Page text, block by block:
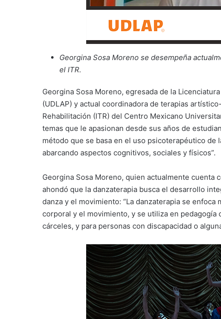
Georgina Sosa Moreno se desempeña
el ITR.
Georgina Sosa Moreno, egresada de la
(UDLAP) y actual coordinadora de terapias
Rehabilitación (ITR) del Centro Mexicano
temas que le apasionan desde sus años de
método que se basa en el uso psicoterapéutico de
abarcando aspectos cognitivos, sociales y físicos”.
Georgina Sosa Moreno, quien actualmente cuenta
ahondó que la danzaterapia busca el desarrollo
danza y el movimiento: “La danzaterapia se
corporal y el movimiento, y se utiliza en
cárceles, y para personas con discapacidad o